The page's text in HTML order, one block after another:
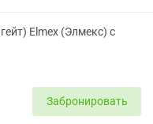
Elmex (Элмекс) с
Забронировать